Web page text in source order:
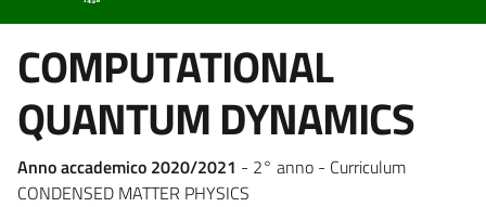
COMPUTATIONAL
QUANTUM DYNAMICS
Anno accademico 2020/2021 - 2° anno - Curriculum
CONDENSED MATTER PHYSICS